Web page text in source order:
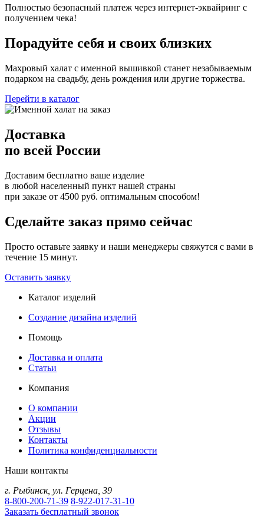
Полностью безопасный платеж через интернет-эквайринг с
получением чека!
Порадуйте себя и своих близких
Махровый халат с именной вышивкой станет незабываемым
подарком на свадьбу, день рождения или другие торжества.
Перейти в каталог
Доставка
по всей России
Доставим бесплатно ваше изделие
в любой населенный пункт нашей страны
при заказе от 4500 руб. оптимальным способом!
Сделайте заказ прямо сейчас
Просто оставьте заявку и наши менеджеры свяжутся с вами в
течение 15 минут.
Оставить заявку
Каталог изделий
Создание дизайна изделий
Помощь
Доставка и оплата
Статьи
Компания
О компании
Акции
Отзывы
Контакты
Политика конфиденциальности
Наши контакты
г. Рыбинск, ул. Герцена, 39
8-800-200-71-39 8-922-017-31-10
Заказать бесплатный звонок